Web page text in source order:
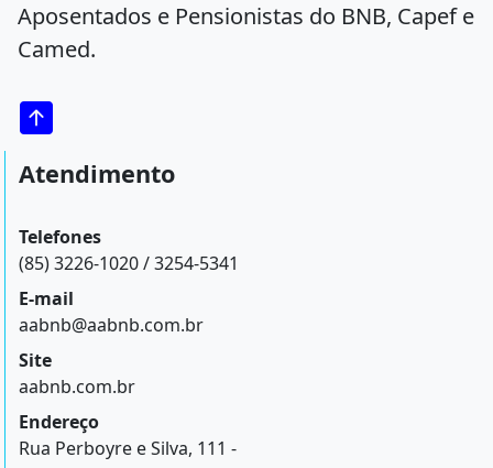
Aposentados e Pensionistas do BNB, Capef e
Camed.
Atendimento
Telefones
(85) 3226-1020 / 3254-5341
E-mail
aabnb@aabnb.com.br
Site
aabnb.com.br
Endereço
Rua Perboyre e Silva, 111 -